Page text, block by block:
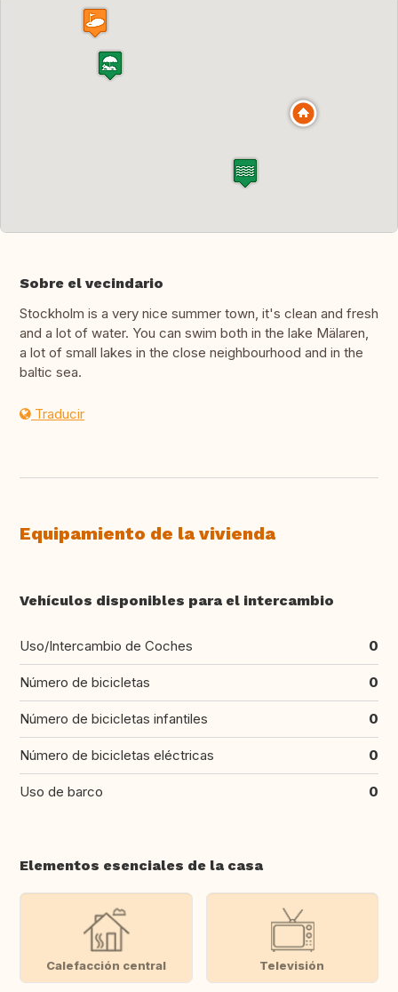
Sobre el vecindario
Stockholm is a very nice summer town, it's clean and fresh
and a lot of water. You can swim both in the lake Mälaren,
a lot of small lakes in the close neighbourhood and in the
baltic sea.
Traducir
Equipamiento de la vivienda
Vehículos disponibles para el intercambio
Uso/Intercambio de Coches 0
Número de bicicletas 0
Número de bicicletas infantiles 0
Número de bicicletas eléctricas 0
Uso de barco 0
Elementos esenciales de la casa
Calefacción central Televisión